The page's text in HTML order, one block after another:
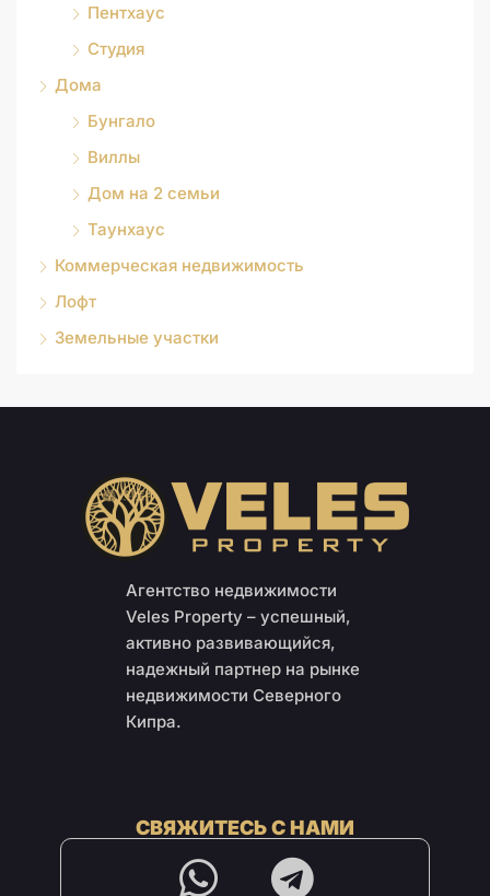
Пентхаус
Студия
Дома
Бунгало
Виллы
Дом на 2 семьи
Таунхаус
Коммерческая недвижимость
Лофт
Земельные участки
Агентство недвижимости
Veles Property – успешный,
активно развивающийся,
надежный партнер на рынке
недвижимости Северного
Кипра.
СВЯЖИТЕСЬ С НАМИ